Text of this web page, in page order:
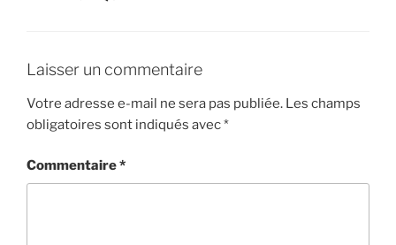
Laisser un commentaire
Votre adresse e-mail ne sera pas publiée. Les champs
obligatoires sont indiqués avec*
Commentaire*